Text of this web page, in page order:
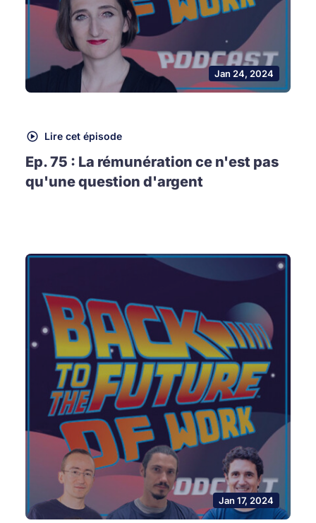
Jan 24, 2024
Lire cet épisode
Ep. 75 : La rémunération ce n'est pas
qu'une question d'argent
Jan 17, 2024